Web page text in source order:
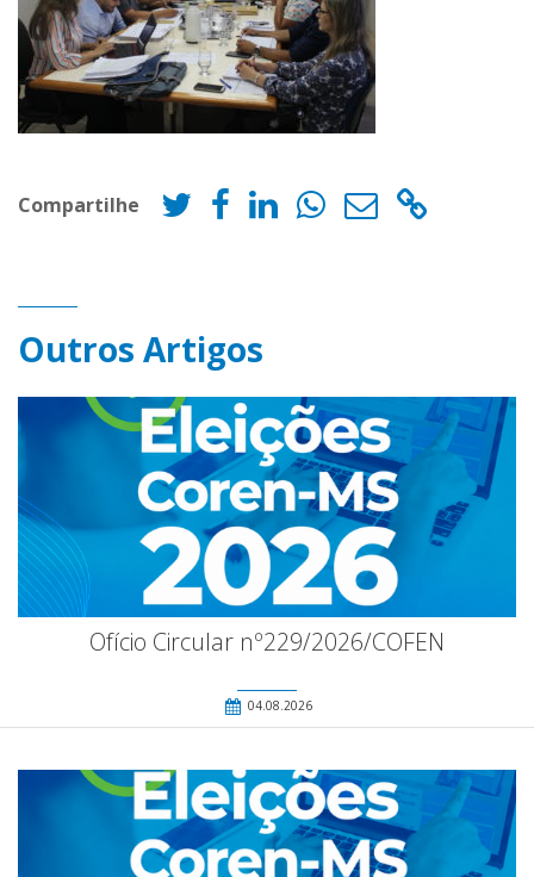
Compartilhe
Outros Artigos
Ofício Circular nº229/2026/COFEN
04.08.2026